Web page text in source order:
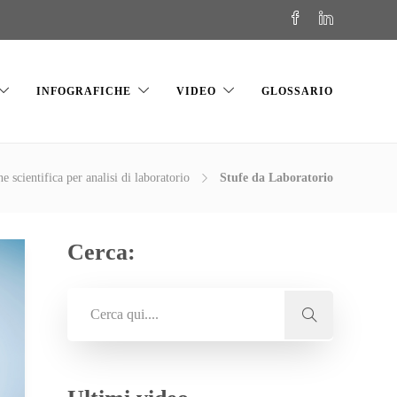
INFOGRAFICHE VIDEO GLOSSARIO
scientifica per analisi di laboratorio Stufe da Laboratorio
Cerca: